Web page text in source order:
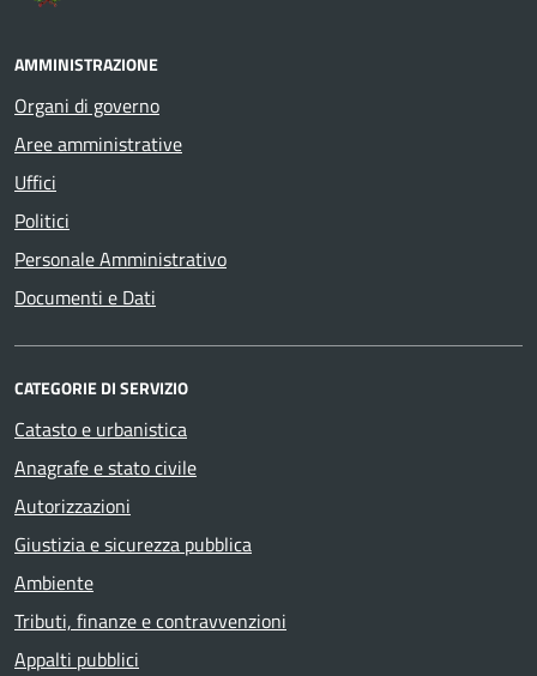
AMMINISTRAZIONE
Organi di governo
Aree amministrative
Uffici
Politici
Personale Amministrativo
Documenti e Dati
CATEGORIE DI SERVIZIO
Catasto e urbanistica
Anagrafe e stato civile
Autorizzazioni
Giustizia e sicurezza pubblica
Ambiente
Tributi, finanze e contravvenzioni
Appalti pubblici